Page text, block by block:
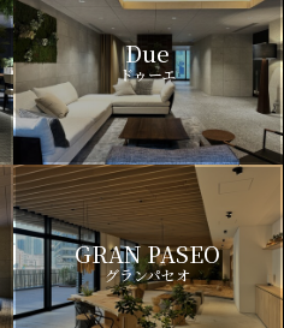
Due
ドゥーエ
GRAN PASEO
グランパセオ